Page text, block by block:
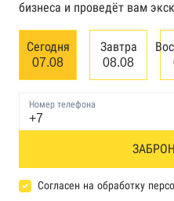
банкротстве
Единый федеральный
банкротстве
Реестр товарных
База исполнительного
бизнеса и проведёт вам
Сегодня
07.08
Завтра
08.08
Номер телефона
Согласен на обработку